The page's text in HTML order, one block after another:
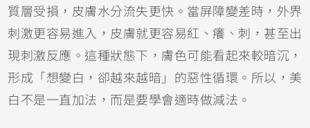
質層受損，皮膚水分流失更快。當屏障變差時，外界
刺激更容易進入，皮膚就更容易紅、癢、刺，甚至出
現刺激反應。這種狀態下，膚色可能看起來較暗沉，
形成「想變白，卻越來越暗」的惡性循環。所以，美
白不是一直加法，而是要學會適時做減法。